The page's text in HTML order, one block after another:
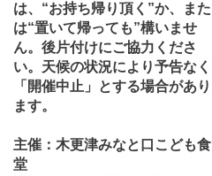
は、“お持ち帰り頂く”か、また
は“置いて帰っても”構いませ
ん。後片付けにご協力くださ
い。天候の状況により予告なく
「開催中止」とする場合があり
ます。
主催：木更津みなと口こども食
堂